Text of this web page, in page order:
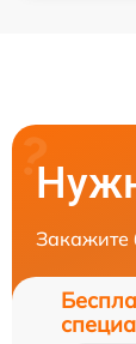
Закажите